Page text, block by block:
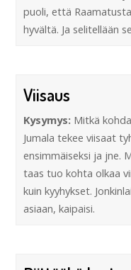
puoli, että
hyvältä. Ja selitellään
Viisaus
Kysymys: Mitkä
Jumala tekee viisaat
ensimmäiseksi ja jne.
taas tuo kohta olkaa
kuin kyyhykset.
asiaan, kaipaisi.